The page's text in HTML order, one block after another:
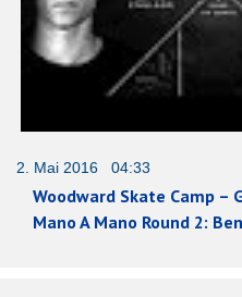
2. Mai 2016 04:33
Woodward Skate Camp –
Mano A Mano Round 2: